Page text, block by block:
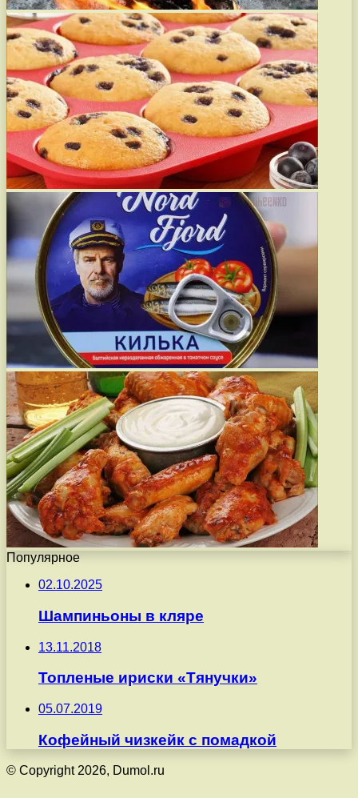
Популярное
02.10.2025
Шампиньоны в кляре
13.11.2018
Топленые ириски «Тянучки»
05.07.2019
Кофейный чизкейк с помадкой
© Copyright 2026, Dumol.ru